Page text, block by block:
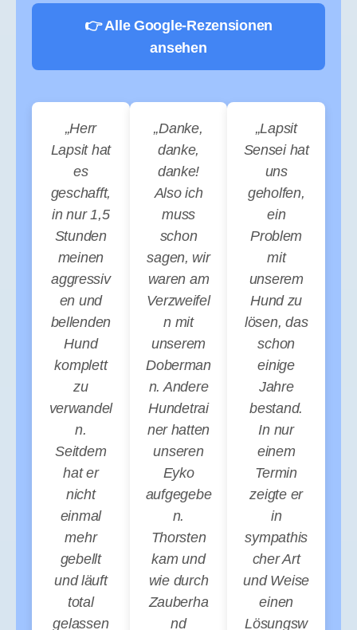
👉 Alle Google-Rezensionen
ansehen
„Herr
Lapsit hat
es
geschafft,
in nur 1,5
Stunden
meinen
aggressiv
en und
bellenden
Hund
komplett
zu
verwandel
n.
Seitdem
hat er
nicht
einmal
mehr
gebellt
und läuft
total
gelassen
„Danke,
danke,
danke!
Also ich
muss
schon
sagen, wir
waren am
Verzweifel
n mit
unserem
Doberman
n. Andere
Hundetrai
ner hatten
unseren
Eyko
aufgegebe
n.
Thorsten
kam und
wie durch
Zauberha
nd
„Lapsit
Sensei hat
uns
geholfen,
ein
Problem
mit
unserem
Hund zu
lösen, das
schon
einige
Jahre
bestand.
In nur
einem
Termin
zeigte er
in
sympathis
cher Art
und Weise
einen
Lösungsw